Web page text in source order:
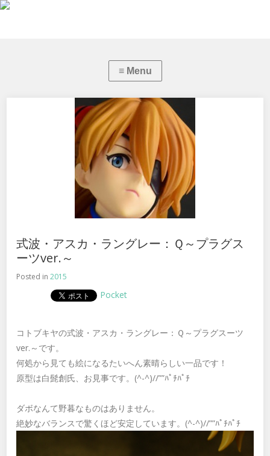
式波・アスカ・ラングレー：Ｑ～プラグス
ーツver.～
Posted in2015
Pocket
コトブキヤの式波・アスカ・ラングレー：Ｑ～プラグスーツ
ver.～です。
何処から見ても絵になるたいへん素晴らしい一品です！
原型は白髭創氏、お見事です。(^-^)//””ﾊﾟﾁﾊﾟﾁ
ダボなんて野暮なものはありません。
絶妙なバランスで驚くほど安定しています。(^-^)//””ﾊﾟﾁﾊﾟﾁ